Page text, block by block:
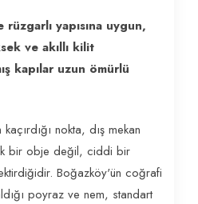
yapısına uygun,
ve akıllı kilit
kapılar uzun ömürlü
nokta, dış mekan
bir obje değil, ciddi bir
Boğazköy'ün coğrafi
poyraz ve nem, standart